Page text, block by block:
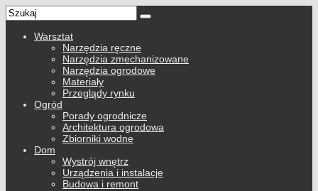
Warsztat
Narzędzia ręczne
Narzędzia zmechanizowane
Narzędzia ogrodowe
Materiały
Przeglądy rynku
Ogród
Porady ogrodnicze
Architektura ogrodowa
Zbiorniki wodne
Dom
Wystrój wnętrz
Urządzenia i instalacje
Budowa i remont